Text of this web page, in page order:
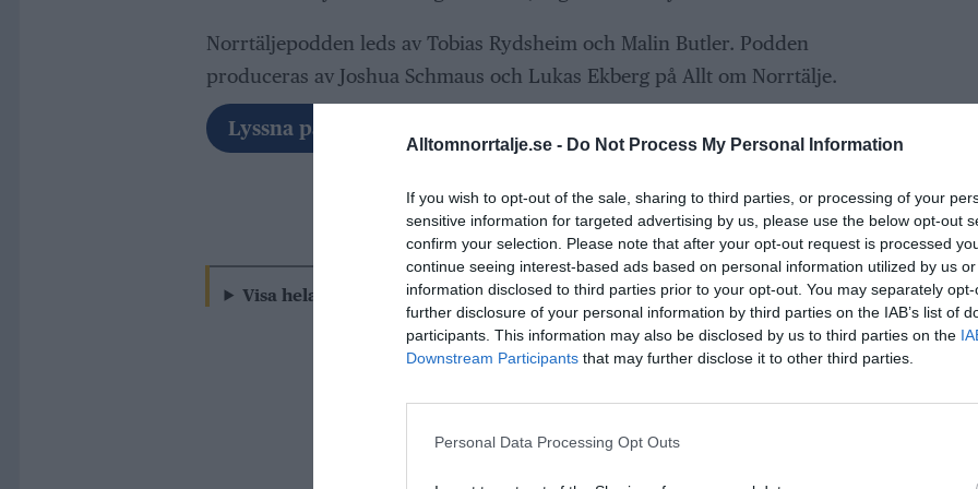
Alltomnorrtalje.se - Do Not Process My Personal Information
If you wish to opt-out of the sale, sharing to third parties, or processing of your
sensitive information for targeted advertising by us, please use the below opt-out
confirm your selection. Please note that after your opt-out request is processed
continue seeing interest-based ads based on personal information utilized by us
information disclosed to third parties prior to your opt-out. You may separately
further disclosure of your personal information by third parties on the IAB’s list of
participants. This information may also be disclosed by us to third parties on the
Downstream Participants that may further disclose it to other third parties.
Personal Data Processing Opt Outs
Norrtäljepodden leds av Tobias Rydsheim och Malin Butler. Podden
produceras av Joshua Schmaus och Lukas Ekberg på Allt om Norrtälje.
Lyssna på Spotify
ANNONS
Visa hela transkriberingen